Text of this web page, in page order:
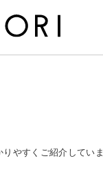
やすくご紹介していま